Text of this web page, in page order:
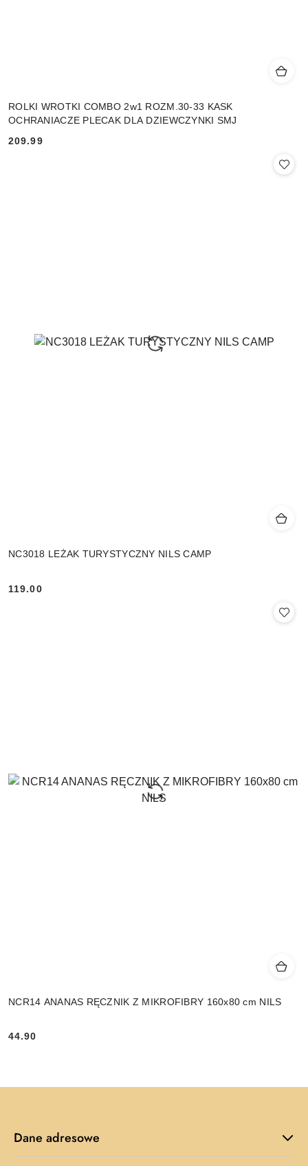
ROLKI WROTKI COMBO 2w1 ROZM.30-33 KASK
OCHRANIACZE PLECAK DLA DZIEWCZYNKI SMJ
Cena:
209.99
NC3018 LEŻAK TURYSTYCZNY NILS CAMP
Cena:
119.00
NCR14 ANANAS RĘCZNIK Z MIKROFIBRY 160x80 cm NILS
Cena:
44.90
Dane adresowe